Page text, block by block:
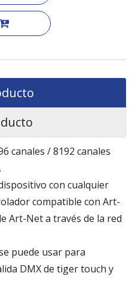
canales / 8192 canales
con cualquier
compatible con Art-
Art-Net a través de la red
puede usar para
DMX de tiger touch y